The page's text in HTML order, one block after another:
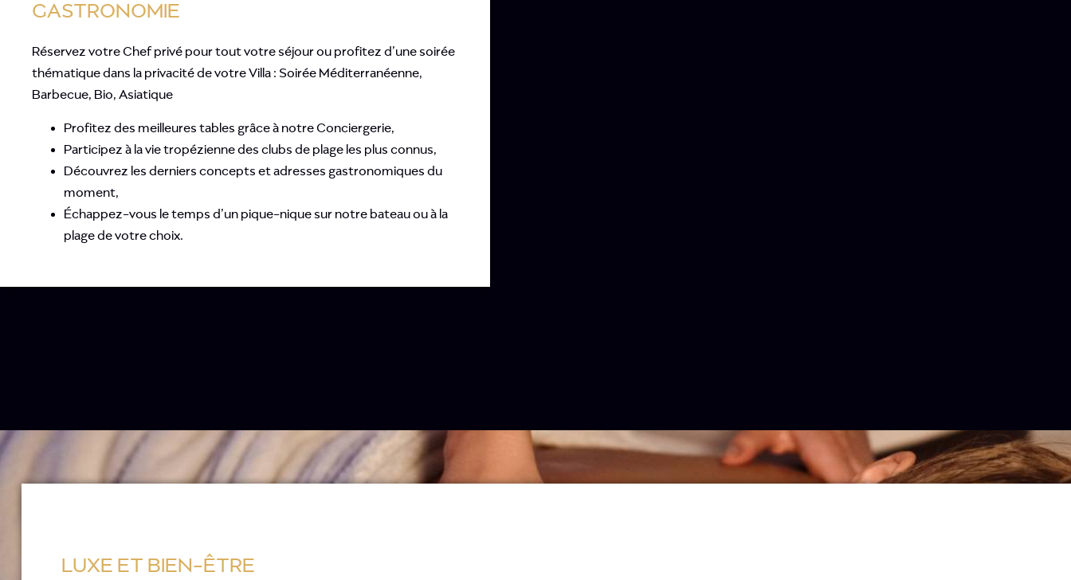
GASTRONOMIE​
Réservez votre Chef privé pour tout votre séjour ou profitez d’une soirée
thématique dans la privacité de votre Villa : Soirée Méditerranéenne,
Barbecue, Bio, Asiatique
Profitez des meilleures tables grâce à notre Conciergerie,
Participez à la vie tropézienne des clubs de plage les plus connus,
Découvrez les derniers concepts et adresses gastronomiques du
moment,
Échappez-vous le temps d’un pique-nique sur notre bateau ou à la
plage de votre choix.
LUXE ET BIEN-ÊTRE